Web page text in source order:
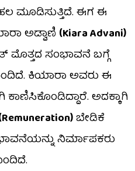
ಮೂಡಿಸುತ್ತಿದೆ. ಈಗ ಈ
ಅಡ್ವಾಣಿ (Kiara Advani)
ಮೊತ್ತದ ಸಂಭಾವನೆ ಬಗ್ಗೆ
ಕಿಯಾರಾ ಅವರು ಈ
ಅದಕ್ಕಾಗಿ
ಬೇಡಿಕೆ
ನಿರ್ಮಾಪಕರು